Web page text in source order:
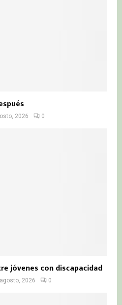
2026 0
jóvenes con discapacidad
2026 0